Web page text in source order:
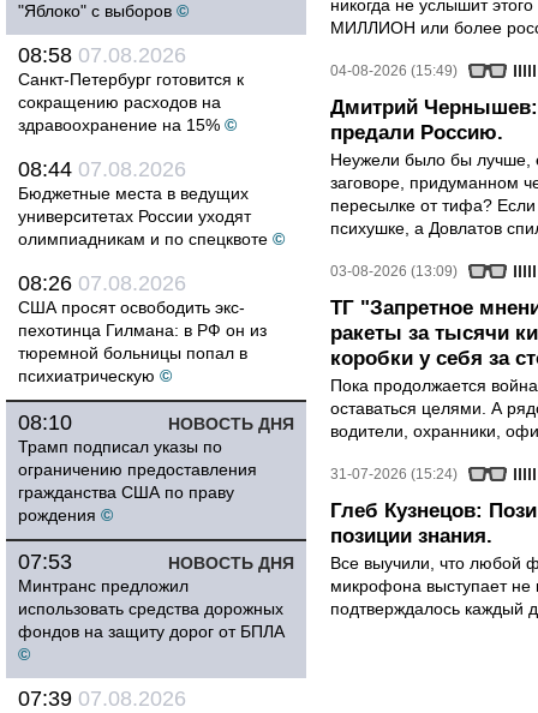
"Яблоко" с выборов ©
08:58 07.08.2026
Санкт-Петербург готовится к
сокращению расходов на
здравоохранение на 15% ©
08:44 07.08.2026
Бюджетные места в ведущих
университетах России уходят
олимпиадникам и по спецквоте ©
08:26 07.08.2026
США просят освободить экс-
пехотинца Гилмана: в РФ он из
тюремной больницы попал в
психиатрическую ©
НОВОСТЬ ДНЯ
08:10
Трамп подписал указы по
ограничению предоставления
гражданства США по праву
рождения ©
НОВОСТЬ ДНЯ
07:53
Минтранс предложил
использовать средства дорожных
фондов на защиту дорог от БПЛА
©
07:39 07.08.2026
никогда не услышит
МИЛЛИОН или более
04-08-2026 (15:49)
Дмитрий Чернышев:
предали Россию.
Неужели было бы лучше,
заговоре, придуманном
пересылке от тифа?
психушке, а Довлатов
03-08-2026 (13:09)
ТГ "Запретное
ракеты за тысячи
коробки у себя за
Пока продолжается
оставаться целями. А
водители, охранники,
31-07-2026 (15:24)
Глеб Кузнецов:
позиции знания.
Все выучили, что любой
микрофона выступает не
подтверждалось каждый